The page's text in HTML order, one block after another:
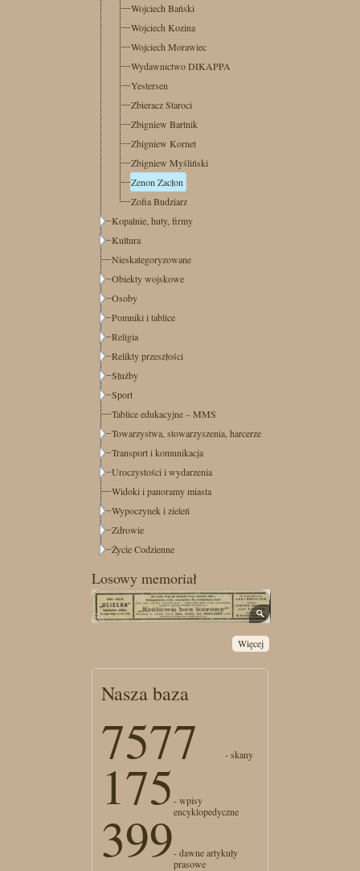
Wojciech Bański
Wojciech Kozina
Wojciech Morawiec
Wydawnictwo DIKAPPA
Yestersen
Zbieracz Staroci
Zbigniew Bartnik
Zbigniew Kornet
Zbigniew Myśliński
Zenon Zacłon
Zofia Budziarz
Kopalnie, huty, firmy
Kultura
Nieskategoryzowane
Obiekty wojskowe
Osoby
Pomniki i tablice
Religia
Relikty przeszłości
Służby
Sport
Tablice edukacyjne – MMS
Towarzystwa, stowarzyszenia, harcerze
Transport i komunikacja
Uroczystości i wydarzenia
Widoki i panoramy miasta
Wypoczynek i zieleń
Zdrowie
Życie Codzienne
Losowy memoriał
Więcej
Nasza baza
7577 - skany
175- wpisy
encyklopedyczne
399- dawne artykuły
prasowe